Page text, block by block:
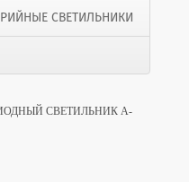
СВЕТИЛЬНИКИ
СВЕТИЛЬНИК А-